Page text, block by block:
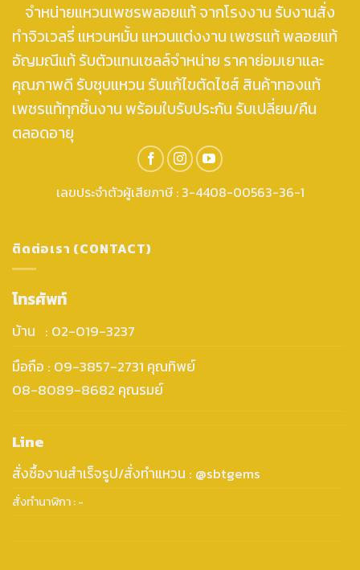
จำหน่ายแหวนเพชรพลอยแท้ จากโรงงาน รับงานสั่ง
ทำจิวเวลรี่ แหวนหมั้น แหวนแต่งงาน เพชรแท้ พลอยแท้
อัญมณีแท้ รับตัวแทนเซลล์จำหน่าย ราคาย่อมเยาและ
คุณภาพดี รับชุบแหวน รับแก้ไขตัดไซส์ สินค้าทองแท้
เพชรแท้ทุกชิ้นงาน พร้อมใบรับประกัน รับเปลี่ยน/คืน
ตลอดอายุ
เลขประจำตัวผู้เสียภาษี : 3-4408-00563-36-1
ติดต่อเรา (CONTACT)
โทรศัพท์
บ้าน : 02-019-3237
มือถือ : 09-3857-2731 คุณทิพย์
08-8089-8682 คุณรมย์
Line
สั่งซื้องานสำเร็จรูป/สั่งทำแหวน : @sbtgems
สั่งทำนาฬิกา : -